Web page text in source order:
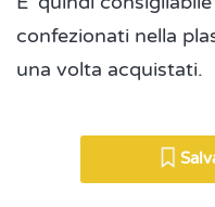
confezionati nella
una volta acquistati.